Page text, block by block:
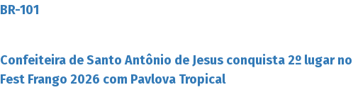
BR-101
Confeiteira de Santo Antônio de Jesus conquista 2º lugar no
Fest Frango 2026 com Pavlova Tropical